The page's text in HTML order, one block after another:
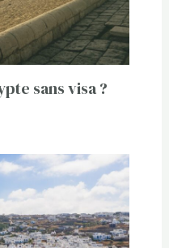
sans visa ?